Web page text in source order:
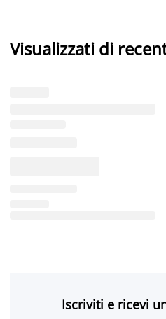
Visualizzati di
Iscriviti e ricevi